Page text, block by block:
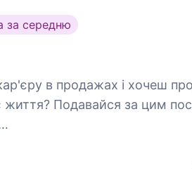
за середню
життя? Подавайся за цим